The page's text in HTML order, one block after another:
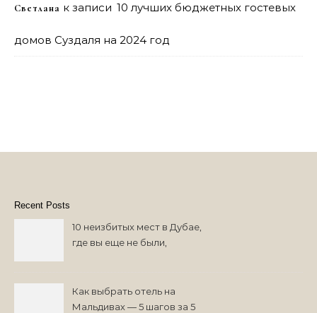
Светлана к записи 10 лучших бюджетных гостевых
домов Суздаля на 2024 год
Recent Posts
10 неизбитых мест в Дубае,
где вы еще не были,
Как выбрать отель на
Мальдивах — 5 шагов за 5